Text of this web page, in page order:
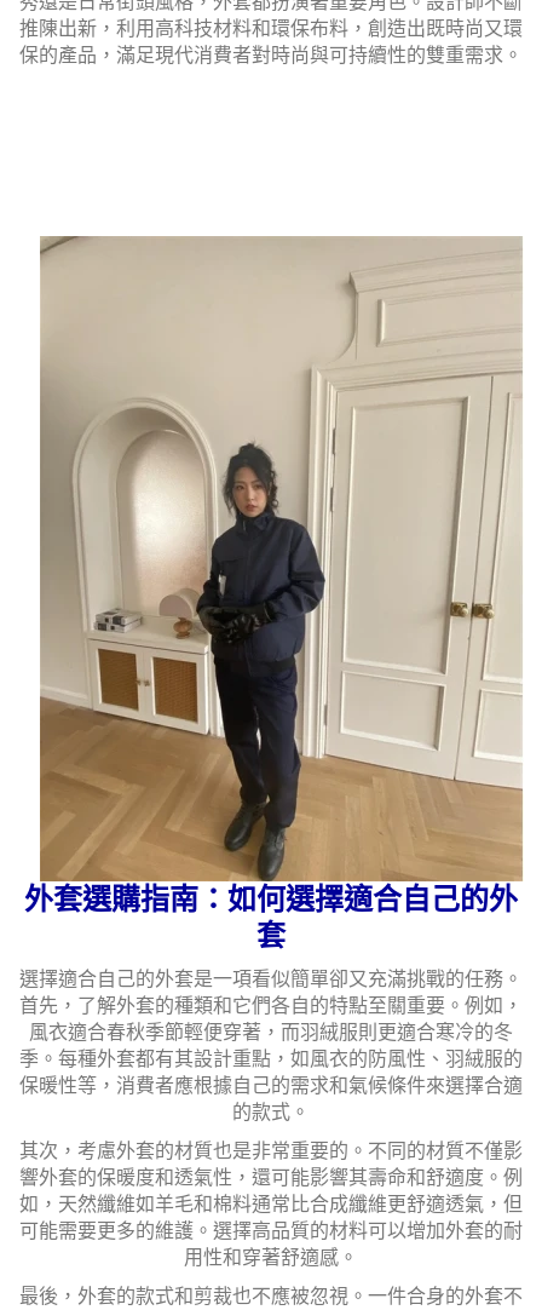
推陳出新，利用高科技材料和環保布料，創造出既時尚又環
保的產品，滿足現代消費者對時尚與可持續性的雙重需求。
外套選購指南：如何選擇適合自己的外
套
選擇適合自己的外套是一項看似簡單卻又充滿挑戰的任務。
首先，了解外套的種類和它們各自的特點至關重要。例如，
風衣適合春秋季節輕便穿著，而羽絨服則更適合寒冷的冬
季。每種外套都有其設計重點，如風衣的防風性、羽絨服的
保暖性等，消費者應根據自己的需求和氣候條件來選擇合適
的款式。
其次，考慮外套的材質也是非常重要的。不同的材質不僅影
響外套的保暖度和透氣性，還可能影響其壽命和舒適度。例
如，天然纖維如羊毛和棉料通常比合成纖維更舒適透氣，但
可能需要更多的維護。選擇高品質的材料可以增加外套的耐
用性和穿著舒適感。
最後，外套的款式和剪裁也不應被忽視。一件合身的外套不